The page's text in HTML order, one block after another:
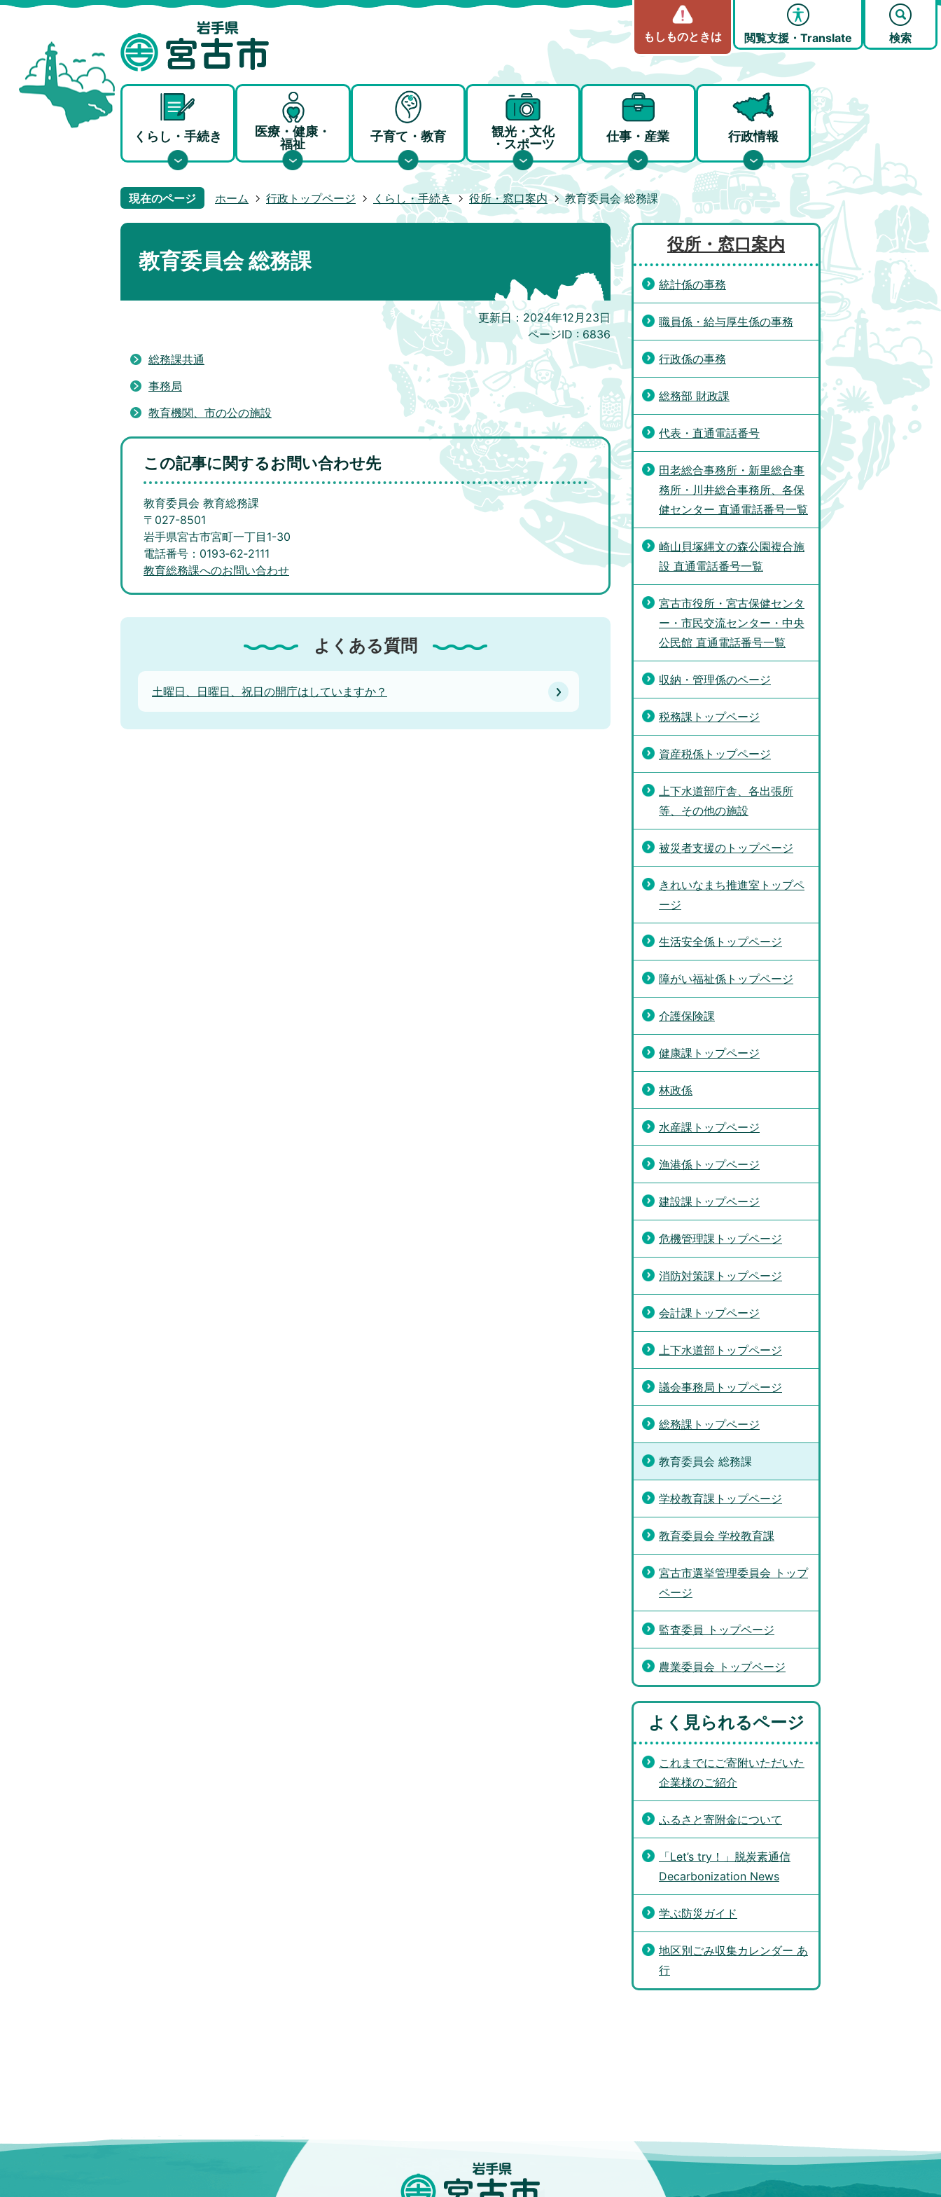
もしものときは 閲覧支援・Translate 検索
くらし・手続き
医療・健康・
福祉
子育て・教育
観光・文化
・スポーツ
仕事・産業 行政情報
現在のページ ホーム 行政トップページ くらし・手続き 役所・窓口案内 教育委員会 総務課
教育委員会 総務課
更新日：2024年12月23日
ページID : 6836
総務課共通
事務局
教育機関、市の公の施設
この記事に関するお問い合わせ先
教育委員会 教育総務課
〒027-8501
岩手県宮古市宮町一丁目1-30
電話番号：0193‐62‐2111
教育総務課へのお問い合わせ
よくある質問
土曜日、日曜日、祝日の開庁はしていますか？
役所・窓口案内
統計係の事務
職員係・給与厚生係の事務
行政係の事務
総務部 財政課
代表・直通電話番号
田老総合事務所・新里総合事
務所・川井総合事務所、各保
健センター 直通電話番号一覧
崎山貝塚縄文の森公園複合施
設 直通電話番号一覧
宮古市役所・宮古保健センタ
ー・市民交流センター・中央
公民館 直通電話番号一覧
収納・管理係のページ
税務課トップページ
資産税係トップページ
上下水道部庁舎、各出張所
等、その他の施設
被災者支援のトップページ
きれいなまち推進室トップペ
ージ
生活安全係トップページ
障がい福祉係トップページ
介護保険課
健康課トップページ
林政係
水産課トップページ
漁港係トップページ
建設課トップページ
危機管理課トップページ
消防対策課トップページ
会計課トップページ
上下水道部トップページ
議会事務局トップページ
総務課トップページ
教育委員会 総務課
学校教育課トップページ
教育委員会 学校教育課
宮古市選挙管理委員会 トップ
ページ
監査委員 トップページ
農業委員会 トップページ
よく見られるページ
これまでにご寄附いただいた
企業様のご紹介
ふるさと寄附金について
「Let’s try！」脱炭素通信
Decarbonization News
学ぶ防災ガイド
地区別ごみ収集カレンダー あ
行